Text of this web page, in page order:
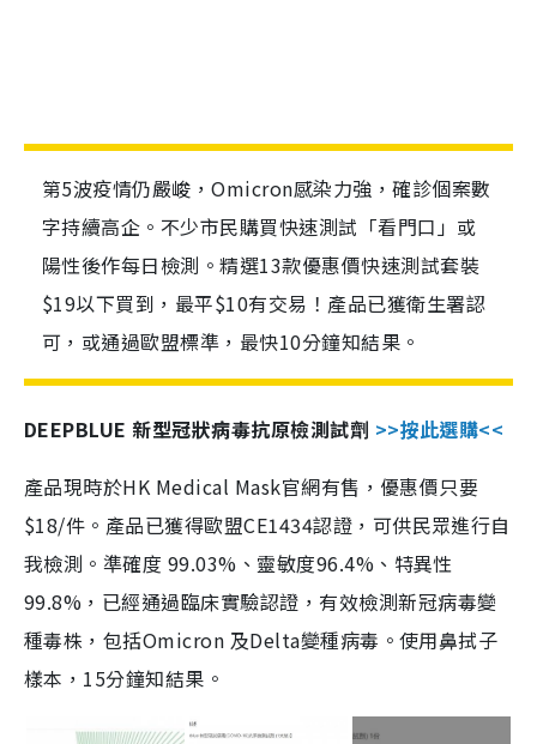
第5波疫情仍嚴峻，Omicron感染力強，確診個案數
字持續高企。不少市民購買快速測試「看門口」或
陽性後作每日檢測。精選13款優惠價快速測試套裝
$19以下買到，最平$10有交易！產品已獲衛生署認
可，或通過歐盟標準，最快10分鐘知結果。
DEEPBLUE 新型冠狀病毒抗原檢測試劑 >>按此選購<<
產品現時於HK Medical Mask官網有售，優惠價只要
$18/件。產品已獲得歐盟CE1434認證，可供民眾進行自
我檢測。準確度 99.03%、靈敏度96.4%、特異性
99.8%，已經通過臨床實驗認證，有效檢測新冠病毒變
種毒株，包括Omicron 及Delta變種病毒。使用鼻拭子
樣本，15分鐘知結果。